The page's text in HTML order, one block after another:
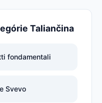
Taliančina
fondamentali
Svevo